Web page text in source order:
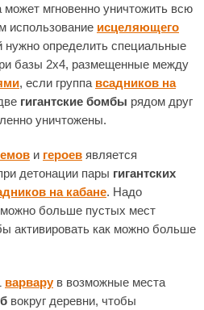
может мгновенно уничтожить всю
использование исцеляющего
нужно определить специальные
базы 2х4, размещенные между
, если группа всадников на
гигантские бомбы рядом друг
уничтожены.
и героев является
детонации пары гигантских
на кабане. Надо
можно больше пустых мест
активировать как можно больше
варварув возможные места
вокруг деревни, чтобы